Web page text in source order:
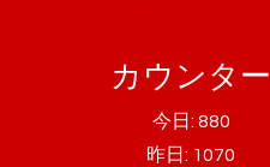
カウンター
今日: 880
昨日: 1070